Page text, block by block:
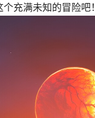
充满未知的冒险吧！